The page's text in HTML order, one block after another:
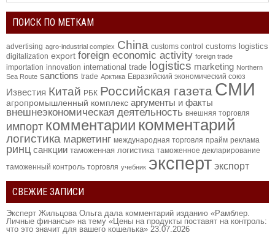
ПОИСК ПО МЕТКАМ
advertising agro-industrial complex China customs control customs logistics
digitalization export foreign economic activity foreign trade
importation innovation international trade logistics marketing Northern
Sea Route sanctions trade Арктика Евразийский экономический союз
Известия Китай РБК Российская газета СМИ
агропромышленный комплекс аргументы и факты
внешнеэкономическая деятельность внешняя торговля
импорт комментарии комментарий
логистика маркетинг международная торговля прайм реклама
ринц санкции таможенная логистика таможенное декларирование
таможенный контроль торговля учебник эксперт экспорт
СВЕЖИЕ ЗАПИСИ
Эксперт Жильцова Ольга дала комментарий изданию «Рамблер.
Личные финансы» на тему «Цены на продукты поставят на контроль:
что это значит для вашего кошелька» 23.07.2026